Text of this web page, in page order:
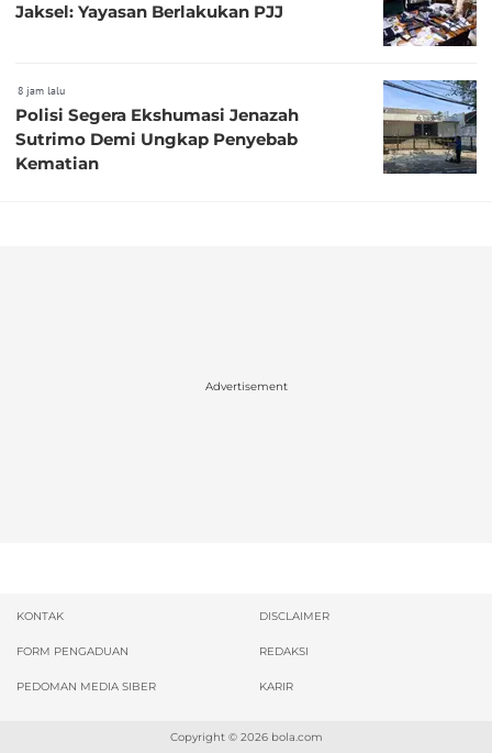
Jaksel: Yayasan Berlakukan PJJ
8 jam lalu
Polisi Segera Ekshumasi Jenazah
Sutrimo Demi Ungkap Penyebab
Kematian
Advertisement
KONTAK DISCLAIMER
FORM PENGADUAN REDAKSI
PEDOMAN MEDIA SIBER KARIR
Copyright © 2026 bola.com